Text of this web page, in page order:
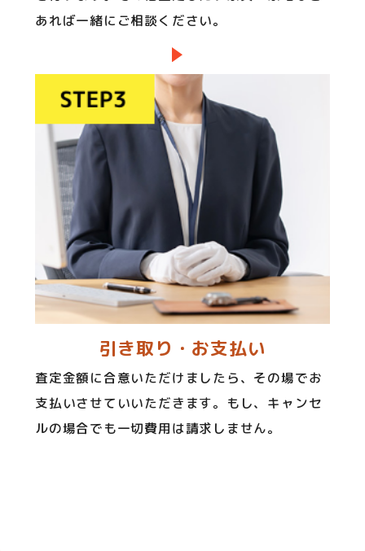
あれば一緒にご相談ください。
引き取り・お支払い
査定金額に合意いただけましたら、その場でお
支払いさせていいただきます。もし、キャンセ
ルの場合でも一切費用は請求しません。